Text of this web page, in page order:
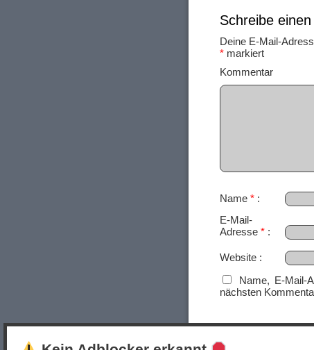
Schreibe
Deine E-Mail-
* markiert
Name *
E-Mail-
Adresse *
Website
Name, E-Mail-
nächsten